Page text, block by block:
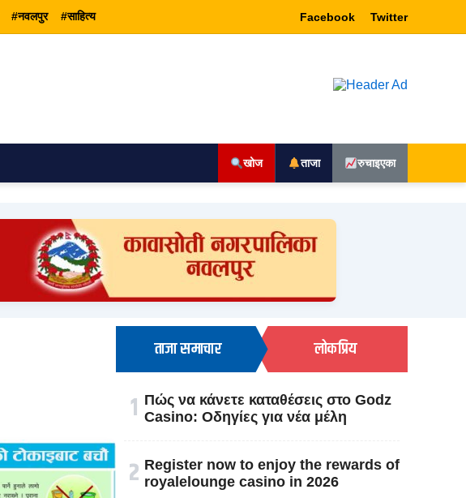
#नवलपुर #साहित्य Facebook Twitter
खोज ताजा रुचाइएका
ताजा समाचार लोकप्रिय
१ Πώς να κάνετε καταθέσεις στο Godz
Casino: Οδηγίες για νέα μέλη
२ Register now to enjoy the rewards of
royalelounge casino in 2026